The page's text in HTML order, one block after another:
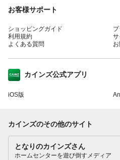
お客様サポート
ショッピングガイド
利用規約
よくある質問
カインズ公式アプリ
iOS版
カインズのその他のサイト
となりのカインズさん
ホームセンターを遊び倒すメディア